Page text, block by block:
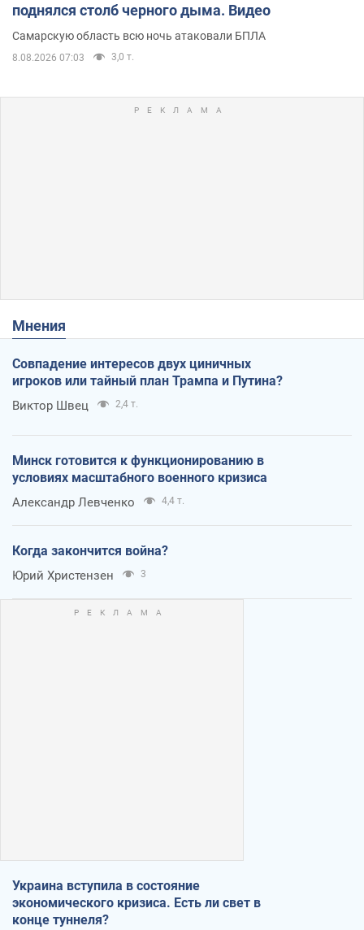
поднялся столб черного дыма. Видео
Самарскую область всю ночь атаковали БПЛА
8.08.2026 07:03 3,0 т.
Мнения
Совпадение интересов двух циничных
игроков или тайный план Трампа и Путина?
Виктор Швец 2,4 т.
Минск готовится к функционированию в
условиях масштабного военного кризиса
Александр Левченко 4,4 т.
Когда закончится война?
Юрий Христензен 3
Украина вступила в состояние
экономического кризиса. Есть ли свет в
конце туннеля?